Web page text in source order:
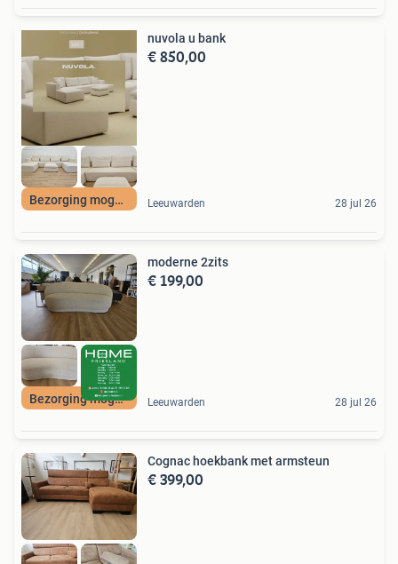
Bezorging mogelijk
nuvola u bank
€ 850,00
Leeuwarden 28 jul 26
Bezorging mogelijk
moderne 2zits
€ 199,00
Leeuwarden 28 jul 26
Cognac hoekbank met armsteun
€ 399,00